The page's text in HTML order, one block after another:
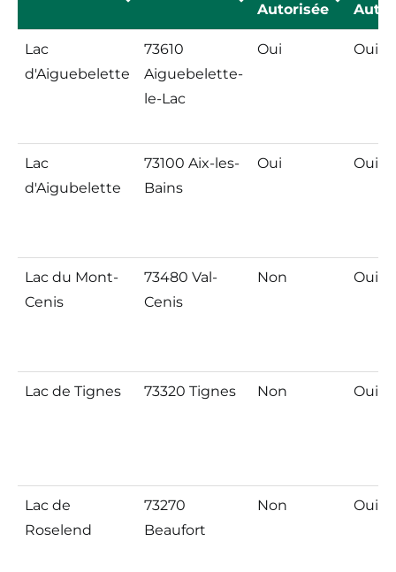
Autorisée
Nom
Adresse
Baignade
Lac
d'Aiguebelette
73610
Aiguebelette-
le-Lac
Oui Oui
Lac
d'Aigubelette
73100 Aix-les-
Bains
Oui Oui
Lac du Mont-
Cenis
73480 Val-
Cenis
Non Oui
Lac de Tignes 73320 Tignes Non Oui
Lac de
Roselend
73270
Beaufort
Non Oui